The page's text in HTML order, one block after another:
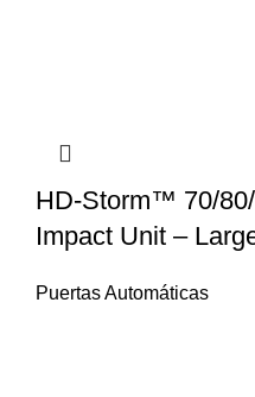
HD-Storm™ 70/
Impact Unit –
Puertas Automáticas